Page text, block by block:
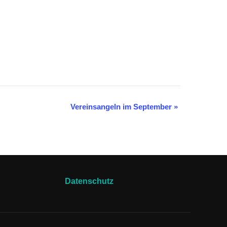
Vereinsangeln im September »
Datenschutz